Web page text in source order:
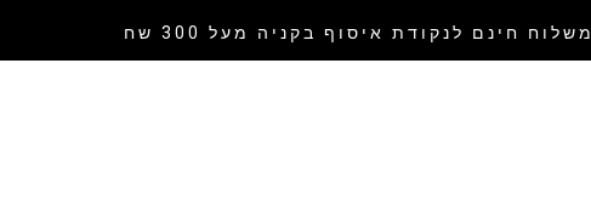
משלוח חינם לנקודת איסוף בקניה מעל 300 שח